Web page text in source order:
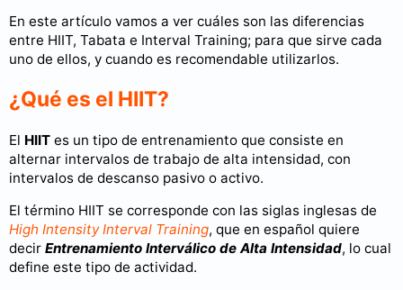
En este artículo vamos a ver cuáles son las diferencias
entre HIIT, Tabata e Interval Training; para que sirve cada
uno de ellos, y cuando es recomendable utilizarlos.
¿Qué es el HIIT?
El HIIT es un tipo de entrenamiento que consiste en
alternar intervalos de trabajo de alta intensidad, con
intervalos de descanso pasivo o activo.
El término HIIT se corresponde con las siglas inglesas de
High Intensity Interval Training, que en español quiere
decir Entrenamiento Interválico de Alta Intensidad, lo cual
define este tipo de actividad.